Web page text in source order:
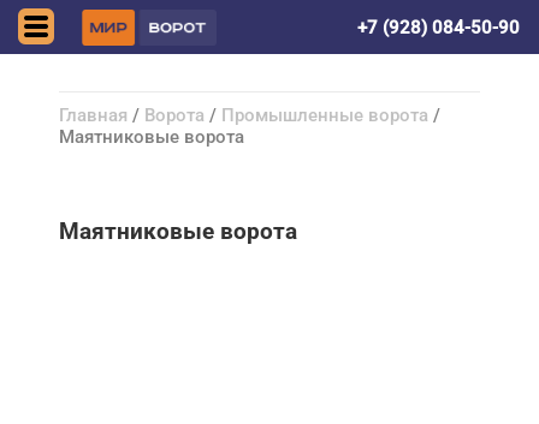
+7 (928) 084-50-90
Главная / Ворота / Промышленные ворота /
Маятниковые ворота
Маятниковые ворота